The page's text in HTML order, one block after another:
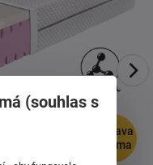
doprava
zdarma
(souhlas s